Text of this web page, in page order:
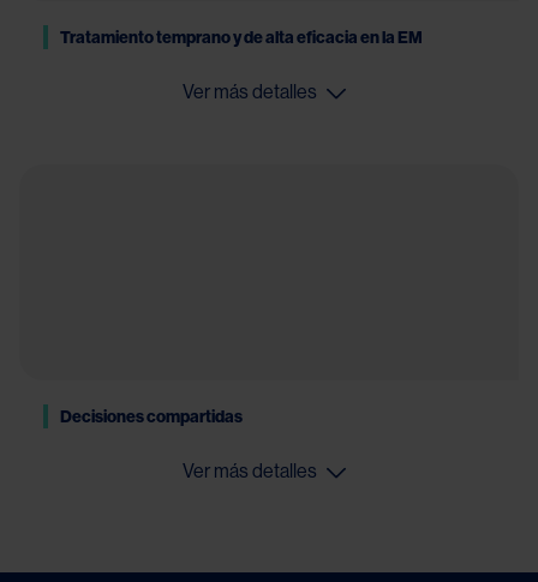
Tratamiento temprano y de alta eficacia en la EM
Ver más detalles
Decisiones compartidas
Ver más detalles